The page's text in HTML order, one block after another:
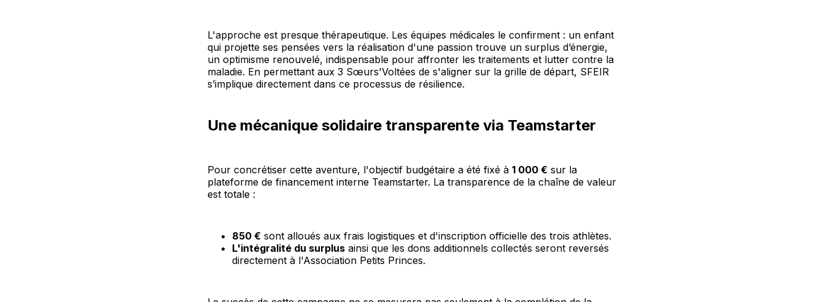
L'approche est presque thérapeutique. Les équipes médicales le confirment : un enfant
qui projette ses pensées vers la réalisation d'une passion trouve un surplus d’énergie,
un optimisme renouvelé, indispensable pour affronter les traitements et lutter contre la
maladie. En permettant aux 3 Sœurs'Voltées de s'aligner sur la grille de départ, SFEIR
s’implique directement dans ce processus de résilience.
Une mécanique solidaire transparente via Teamstarter
Pour concrétiser cette aventure, l'objectif budgétaire a été fixé à 1 000 € sur la
plateforme de financement interne Teamstarter. La transparence de la chaîne de valeur
est totale :
850 € sont alloués aux frais logistiques et d'inscription officielle des trois athlètes.
L'intégralité du surplus ainsi que les dons additionnels collectés seront reversés
directement à l'Association Petits Princes.